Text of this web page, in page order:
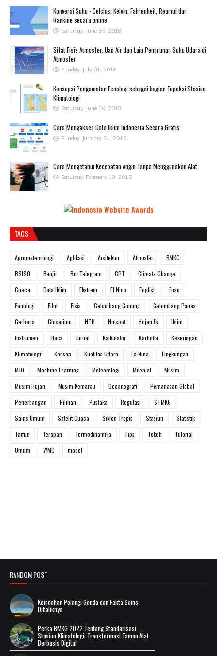
Konversi Suhu - Celcius, Kelvin, Fahrenheit, Reamul dan
Rankine secara online
Saturday, June 30, 2018
Sifat Fisis Atmosfer, Uap Air dan Laju Penurunan Suhu Udara di
Atmosfer
Sunday, July 01, 2018
Konsepsi Pengamatan Fenologi sebagai bagian Tupoksi Stasiun
Klimatologi
Saturday, June 30, 2018
Cara Mengakses Data Iklim Indonesia Secara Gratis
Sunday, January 31, 2016
Cara Mengetahui Kecepatan Angin Tanpa Menggunakan Alat
Saturday, February 13, 2016
TAGS
Agrometeorologi Aplikasi Arsitektur Atmosfer
BMKG
BSISO
Banjir Bot Telegram CPT
Climate Change
Cuaca
Data Iklim Ekstrem El Nino English
Enso
Fenologi
Film Fisis Gelombang Gunung
Gelombang Panas
Gerhana
Glosarium HTH Hotspot Hujan Es
Iklim
Instrumen
Itacs Jurnal Kalkulator Karhutla
Kekeringan
Klimatologi
Konsep Kualitas Udara La Nina
Lingkungan
MJO
Machine Learning Meteorologi Milenial
Musim
Musim Hujan
Musim Kemarau Oceanografi
Pemanasan Global
Penerbangan
Pilihan Pustaka Regulasi
STMKG
Sains Umum
Satelit Cuaca Siklon Tropis Stasiun
Statistik
Taifun
Terapan Termodinamika Tips Tokoh
Tutorial
Umum
WMO model
RANDOM POST
Keindahan Pelangi Ganda dan Fakta Sains
Dibaliknya
Perka BMKG 2022 Tentang Standarisasi
Stasiun Klimatologi: Transformasi Taman Alat
Berbasis Digital